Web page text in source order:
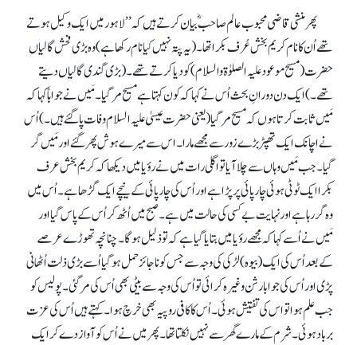
پھر منشی قاضی محبوب عالم صاحبؓ بیان کرتے ہیں کہ ’’لاہور میں ایک وکیل ہوتے
تھے اُن کا نام کریم بخش عُرف بکرا تھا۔ (یہ پتہ نہیں کیا نام رکھا ہے) وہ بڑی فحش گالیاں
حضرت (مسیح موعود علیہ الصلوٰۃ والسلام) کو دیا کرتے تھے۔ (بڑی گندی گالیاں دیتے
تھے۔) ایک دن دورانِ بحث اُس نے کہا کہ کون کہتا ہے مسیح مر گیا۔ مَیں نے جواباً کہا کہ
مَیں ثابت کرتا ہوں کہ مسیح مر گیا(یعنی حضرت عیسیٰ علیہ السلام وفات پا گئے ہیں۔ ) اُس
نے اچانک ایک تھپڑ بڑے زور سے مجھے مارا۔ اس سے میرے ہوش پھر گئے اور مَیں گر
گیا۔ جب مَیں وہاں سے چلا آیا تو اگلی رات میں نے رؤیا میں دیکھا کہ کریم بخش عرف
بکرا ایک ٹوٹی ہوئی چارپائی پر پڑا ہے اور اُس کی چارپائی کے نیچے ایک گڑھا ہے۔ اُس میں
وہ گر رہا ہے اور نہایت بے کسی کی حالت میں ہے۔ صبح میں اُٹھ کر اُس کے پاس گیا اور
مَیں نے اُسے کہا کہ مجھے رؤیا میں بتایا گیا ہے کہ تو ذلیل ہو گا۔ چنانچہ تھوڑے عرصے
کے بعد اُس کی ایک (بیوہ) لڑکی کی وجہ سے جس کو ناجائز حمل ہو گیا اُسے بڑی ذلت اُٹھانی
پڑی اور اُس کی جو ابارشن وغیرہ کرائی تو اُس کی وجہ سے بیٹی بھی اُس کی مر گئی۔ پولیس کو
جب علم ہوا تو اس کی تفتیش ہوئی۔ اُس کا کافی روپیہ بھی خرچ ہوا۔ کہتے ہیں اُس کی عزت
برباد ہوئی۔ شرم کے مارے گھر سے نہیں نکلتا تھا۔ پھر میں نے اُس کو آواز دے کر ایک